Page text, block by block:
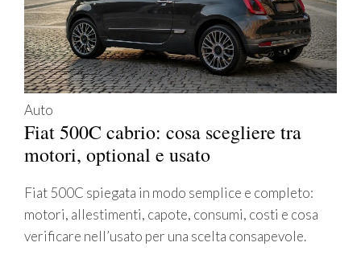
Auto
Fiat 500C cabrio: cosa scegliere tra
motori, optional e usato
Fiat 500C spiegata in modo semplice e completo:
motori, allestimenti, capote, consumi, costi e cosa
verificare nell’usato per una scelta consapevole.